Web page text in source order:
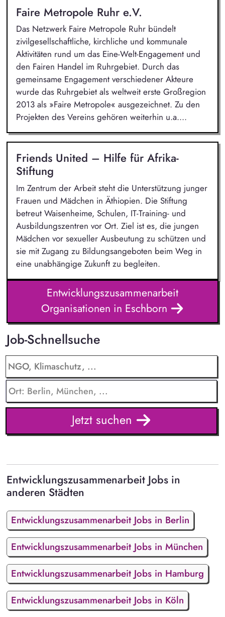
Faire Metropole Ruhr e.V.
Das Netzwerk Faire Metropole Ruhr bündelt
zivilgesellschaftliche, kirchliche und kommunale
Aktivitäten rund um das Eine-Welt-Engagement und
den Fairen Handel im Ruhrgebiet. Durch das
gemeinsame Engagement verschiedener Akteure
wurde das Ruhrgebiet als weltweit erste Großregion
2013 als »Faire Metropole« ausgezeichnet. Zu den
Projekten des Vereins gehören weiterhin u.a....
Friends United – Hilfe für Afrika-
Stiftung
Im Zentrum der Arbeit steht die Unterstützung junger
Frauen und Mädchen in Äthiopien. Die Stiftung
betreut Waisenheime, Schulen, IT-Training- und
Ausbildungszentren vor Ort. Ziel ist es, die jungen
Mädchen vor sexueller Ausbeutung zu schützen und
sie mit Zugang zu Bildungsangeboten beim Weg in
eine unabhängige Zukunft zu begleiten.
Entwicklungszusammenarbeit
Organisationen in Eschborn
Job-Schnellsuche
Jetzt suchen
Entwicklungszusammenarbeit Jobs in
anderen Städten
Entwicklungszusammenarbeit Jobs in Berlin
Entwicklungszusammenarbeit Jobs in München
Entwicklungszusammenarbeit Jobs in Hamburg
Entwicklungszusammenarbeit Jobs in Köln